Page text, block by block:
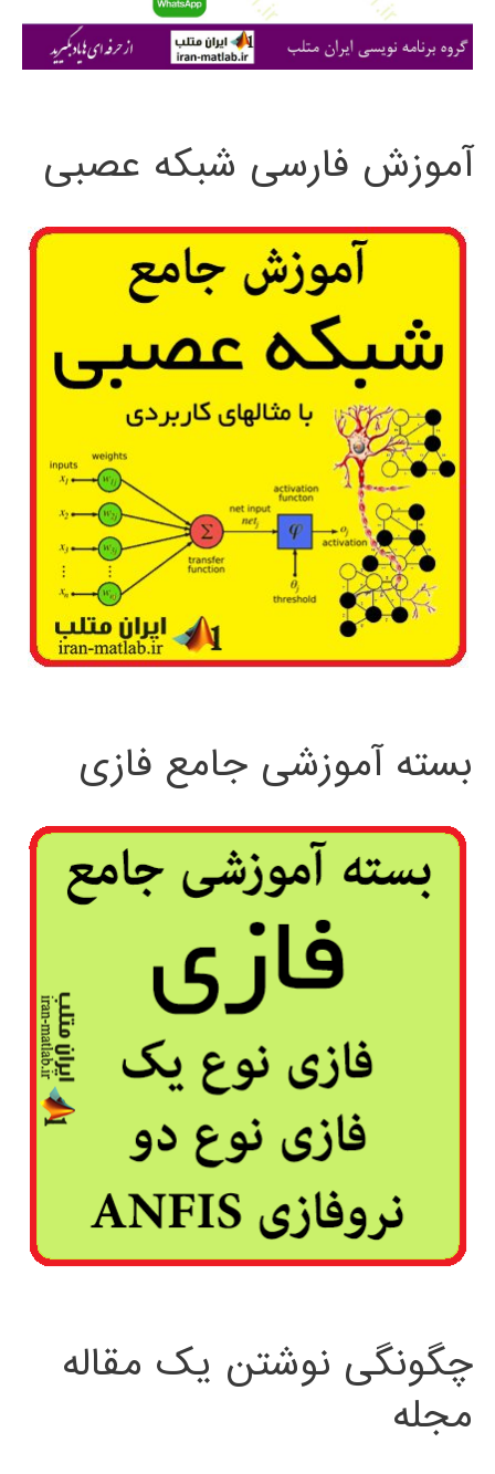
ی
آموزش فارسی شبکه عصبی
بسته آموزشی جامع فازی
چگونگی نوشتن یک مقاله
مجله